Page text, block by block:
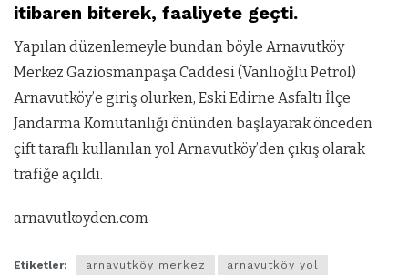
itibaren biterek, faaliyete geçti.
Yapılan düzenlemeyle bundan böyle Arnavutköy
Merkez Gaziosmanpaşa Caddesi (Vanlıoğlu Petrol)
Arnavutköy’e giriş olurken, Eski Edirne Asfaltı İlçe
Jandarma Komutanlığı önünden başlayarak önceden
çift taraflı kullanılan yolArnavutköy’den çıkış olarak
trafiğe açıldı.
arnavutkoyden.com
Etiketler: arnavutköy merkez
arnavutköy yol